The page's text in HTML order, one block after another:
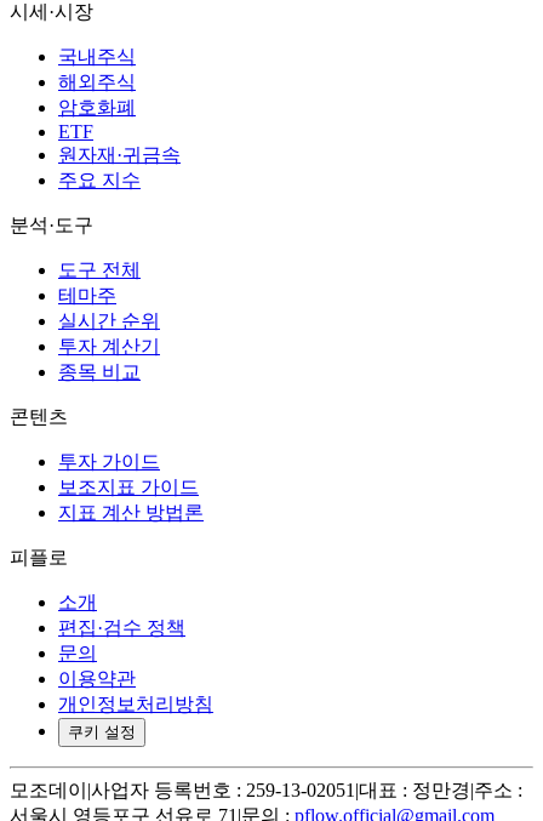
시세·시장
국내주식
해외주식
암호화폐
ETF
원자재·귀금속
주요 지수
분석·도구
도구 전체
테마주
실시간 순위
투자 계산기
종목 비교
콘텐츠
투자 가이드
보조지표 가이드
지표 계산 방법론
피플로
소개
편집·검수 정책
문의
이용약관
개인정보처리방침
쿠키 설정
모조데이 |사업자 등록번호 : 259-13-02051 |대표 : 정만경|주소 :
서울시 영등포구 선유로 71 |문의 : pflow.official@gmail.com